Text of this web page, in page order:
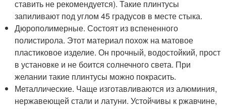
ставить не рекомендуется). Такие плинтусы
запиливают под углом 45 градусов в месте стыка.
Дюрополимерные. Состоят из вспененного
полистирола. Этот материал похож на матовое
пластиковое изделие. Он прочный, водостойкий, прост
в установке и не боится солнечного света. При
желании такие плинтусы можно покрасить.
Металлические. Чаще изготавливаются из алюминия,
нержавеющей стали и латуни. Устойчивы к ржавчине,